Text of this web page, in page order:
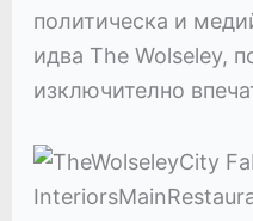
политическа и
идва The Wolseley,
изключително